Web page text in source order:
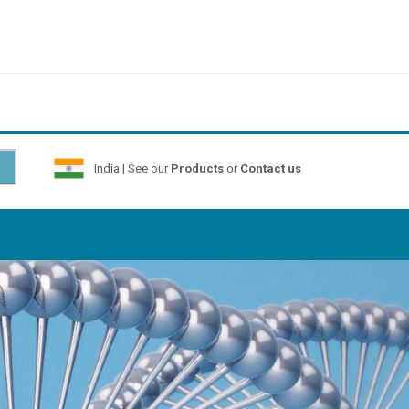
India | See our Productsor Contact us